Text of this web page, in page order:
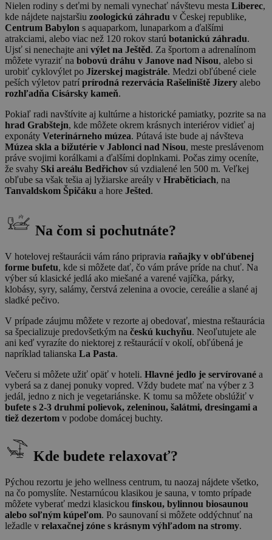
Nielen rodiny s deťmi by nemali vynechať návštevu mesta Liberec,
kde nájdete najstaršiu zoologickú záhradu v Českej republike,
Centrum Babylon s aquaparkom, lunaparkom a ďalšími
atrakciami, alebo viac než 120 rokov starú botanickú záhradu.
Ujsť si nenechajte ani výlet na Ještěd. Za športom a adrenalínom
môžete vyraziť na bobovú dráhu v Janove nad Nisou, alebo si
urobiť cyklovýlet po Jizerskej magistrále. Medzi obľúbené ciele
peších výletov patrí prírodná rezervácia Rašeliniště Jizery alebo
rozhľadňa Cisársky kameň.
Pokiaľ radi navštívite aj kultúrne a historické pamiatky, pozrite sa na
hrad Grabštejn, kde môžete okrem krásnych interiérov vidieť aj
exponáty Veterinárneho múzea. Pútavá iste bude aj návšteva
Múzea skla a bižutérie v Jablonci nad Nisou, meste preslávenom
práve svojimi korálkami a ďalšími doplnkami. Počas zimy oceníte,
že svahy Ski areálu Bedřichov sú vzdialené len 500 m. Veľkej
obľube sa však tešia aj lyžiarske areály v Hraběticiach, na
Tanvaldskom Špičáku a hore Ješted.
Na čom si pochutnáte?
V hotelovej reštaurácii vám ráno pripravia raňajky v obľúbenej
forme bufetu, kde si môžete dať, čo vám práve príde na chuť. Na
výber sú klasické jedlá ako miešané a varené vajíčka, párky,
klobásy, syry, salámy, čerstvá zelenina a ovocie, cereálie a slané aj
sladké pečivo.
V prípade záujmu môžete v rezorte aj obedovať, miestna reštaurácia
sa špecializuje predovšetkým na českú kuchyňu. Neoľutujete ale
ani keď vyrazíte do niektorej z reštaurácií v okolí, obľúbená je
napríklad talianska La Pasta.
Večeru si môžete užiť opäť v hoteli. Hlavné jedlo je servírované a
vyberá sa z danej ponuky vopred. Vždy budete mať na výber z 3
jedál, jedno z nich je vegetariánske. K tomu sa môžete obslúžiť v
bufete s 2-3 druhmi polievok, zeleninou, šalátmi, dresingami a
tiež dezertom v podobe domácej buchty.
Kde budete relaxovať?
Pýchou rezortu je jeho wellness centrum, tu naozaj nájdete všetko,
na čo pomyslíte. Nestarnúcou klasikou je sauna, v tomto prípade
môžete vyberať medzi klasickou fínskou, bylinnou biosaunou
alebo soľným kúpeľom. Po saunovaní si môžete oddýchnuť na
ležadle v relaxačnej zóne s krásnym výhľadom na stromy.